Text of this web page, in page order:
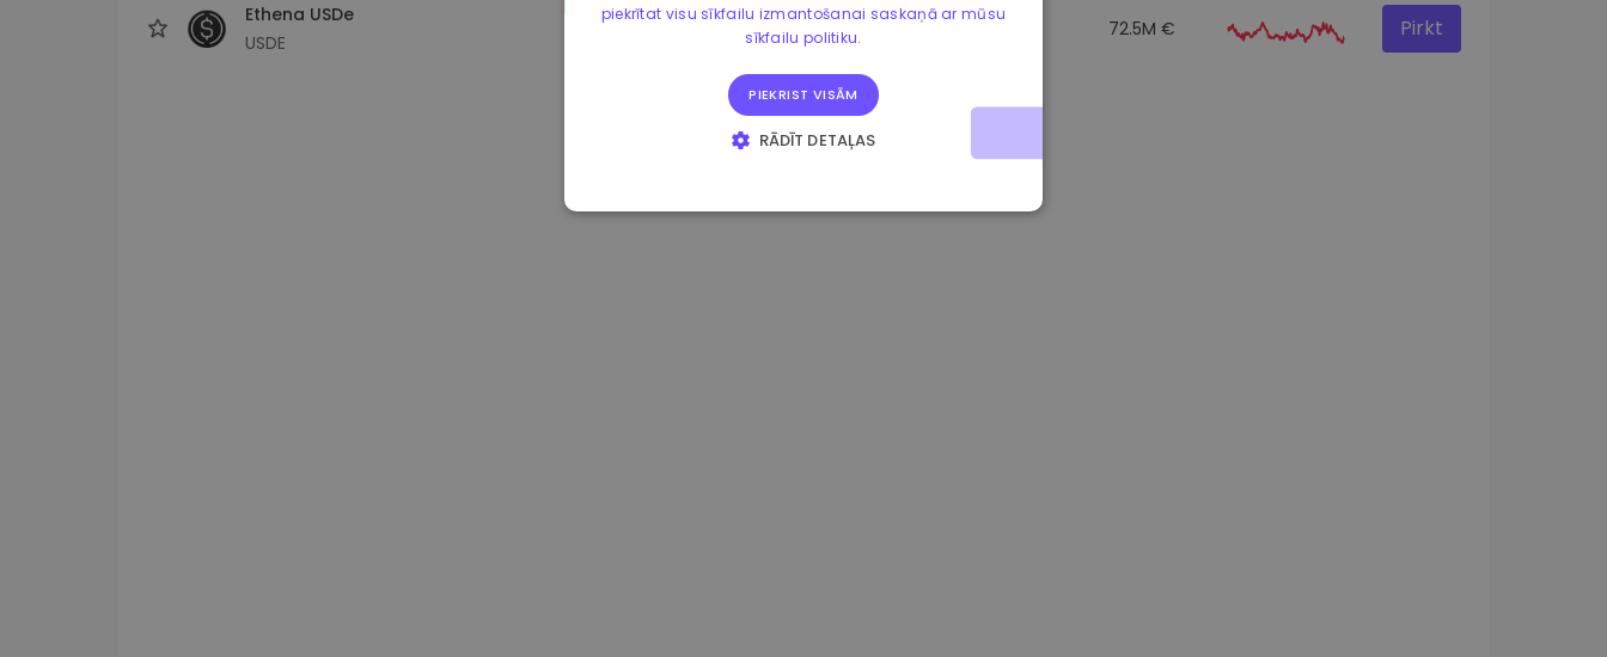
Ethena USDe
USDE
0.00% 72.5M € Pirkt
piekrītat visu sīkfailu izmantošanai saskaņā ar mūsu
sīkfailu politiku.
PIEKRIST VISĀM
RĀDĪT DETAĻAS